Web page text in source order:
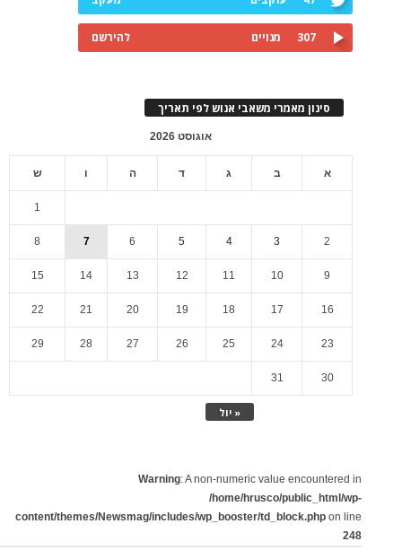
307 מנויים להירשם
סינון מאמרי משאבי אנוש לפי תאריך
אוגוסט 2026
א ב ג ד ה ו ש
« יול
1
2
3
4
5
6
7
8
9
10
11
12
13
14
15
16
17
18
19
20
21
22
23
24
25
26
27
28
29
30
31
Warning: A non-numeric value encountered in
/home/hrusco/public_html/wp-
content/themes/Newsmag/includes/wp_booster/td_block.php on line
248